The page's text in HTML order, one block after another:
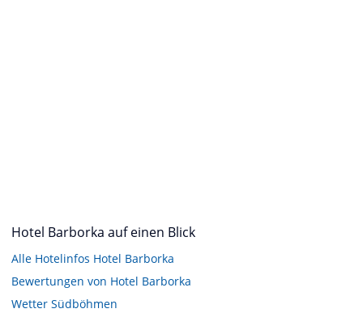
Hotel Barborka auf einen Blick
Alle Hotelinfos Hotel Barborka
Bewertungen von Hotel Barborka
Wetter Südböhmen